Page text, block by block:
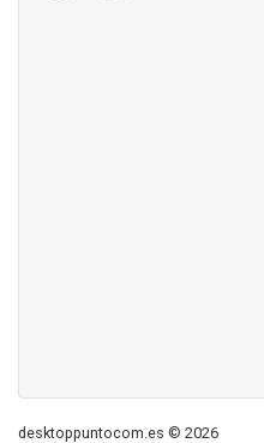
desktoppuntocom.es © 2026